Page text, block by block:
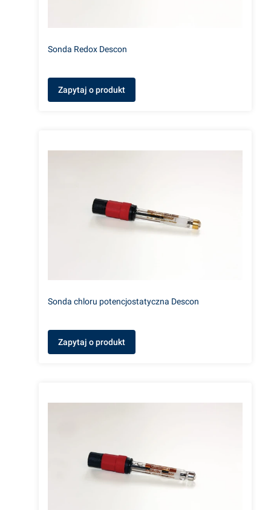
Sonda Redox Descon
Zapytaj o produkt
Sonda chloru potencjostatyczna Descon
Zapytaj o produkt